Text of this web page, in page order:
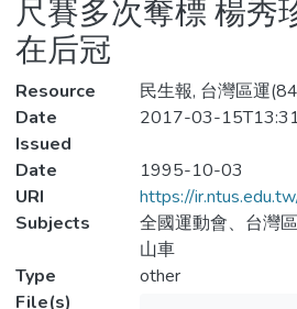
尺賽多次奪標 楊秀
在后冠
Resource
民生報, 台灣區運
Date
Issued
2017-03-
Date
1995-10-03
URI
https://
Subjects
全國運動會、台灣
山車
Type
other
File(s)